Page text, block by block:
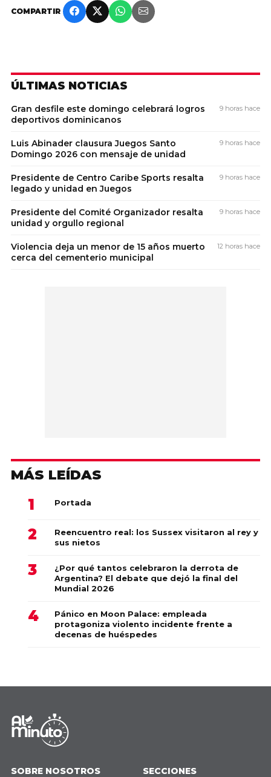
COMPARTIR
ÚLTIMAS NOTICIAS
Gran desfile este domingo celebrará logros
deportivos dominicanos
9 horas hace
Luis Abinader clausura Juegos Santo
Domingo 2026 con mensaje de unidad
9 horas hace
Presidente de Centro Caribe Sports resalta
legado y unidad en Juegos
9 horas hace
Presidente del Comité Organizador resalta
unidad y orgullo regional
9 horas hace
Violencia deja un menor de 15 años muerto
cerca del cementerio municipal
12 horas hace
MÁS LEÍDAS
Portada
Reencuentro real: los Sussex visitaron al rey y
sus nietos
¿Por qué tantos celebraron la derrota de
Argentina? El debate que dejó la final del
Mundial 2026
Pánico en Moon Palace: empleada
protagoniza violento incidente frente a
decenas de huéspedes
SOBRE NOSOTROS SECCIONES